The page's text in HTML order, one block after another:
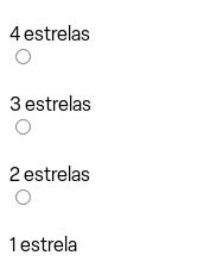
4 estrelas
3 estrelas
2 estrelas
1 estrela